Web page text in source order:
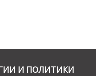
И ПОЛИТИКИ